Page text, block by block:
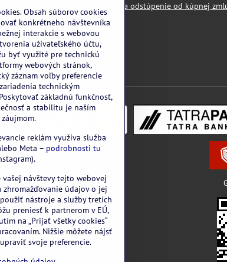
Formulár na odstúpenie od kúpnej
Obsah súborov cookies
konkrétneho návštevníka
interakcie s webovou
užívateľského účtu,
byť využité pre technickú
webových stránok,
záznam voľby preferencie
technickým
základnú funkčnosť,
a stabilitu je naším
reklám využíva služba
Meta – podrobnosti tu
návštevy tejto webovej
údajov o jej
nástroje a služby tretích
preniesť k partnerom v EÚ,
na „Prijať všetky cookies“
Nižšie môžete nájsť
svoje preferencie.